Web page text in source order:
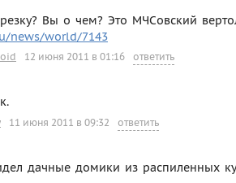
Вы о чем? Это МЧСовский
news/world/7143
12 июня 2011 в 01:16 ответить
11 июня 2011 в 09:32 ответить
дачные домики из распиленных